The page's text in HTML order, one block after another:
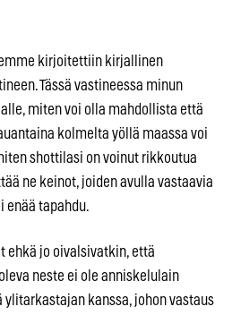
kirjoitettiin kirjallinen
Tässä vastineessa minun
miten voi olla mahdollista että
kolmelta yöllä maassa voi
shottilasi on voinut rikkoutua
ne keinot, joiden avulla vastaavia
enää tapahdu.
ehkä jo oivalsivatkin, että
neste ei ole anniskelulain
kanssa, johon vastaus